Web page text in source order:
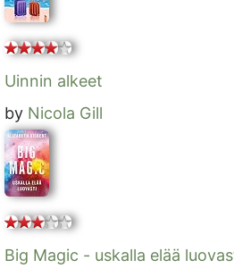
Uinnin alkeet
by Nicola Gill
Big Magic - uskalla elää